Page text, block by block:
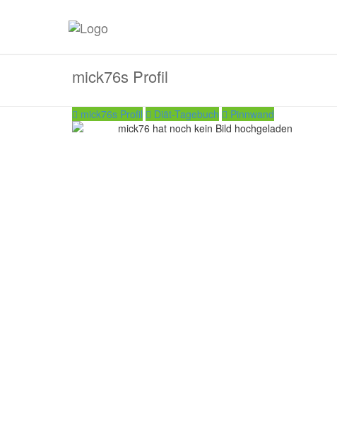
mick76s Profil
mick76s Profil Diät-Tagebuch Pinnwand